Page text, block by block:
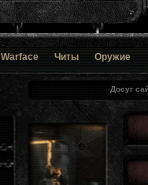
Warface Читы Оружие
Досуг